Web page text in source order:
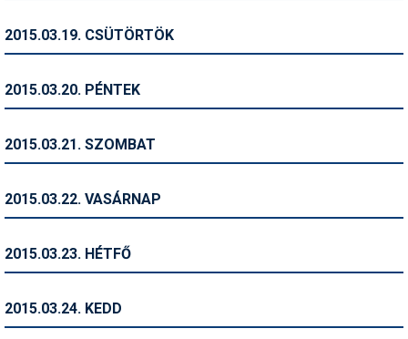
Snowboardfelszerelés
Szakértők
Szánkó
Telemark
Téli sportok
Történelem
2015.03.19. CSÜTÖRTÖK
2015.03.20. PÉNTEK
2015.03.21. SZOMBAT
2015.03.22. VASÁRNAP
2015.03.23. HÉTFŐ
2015.03.24. KEDD